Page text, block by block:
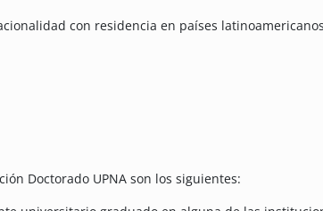
con residencia en países latinoamericanos
Doctorado UPNA son los siguientes: